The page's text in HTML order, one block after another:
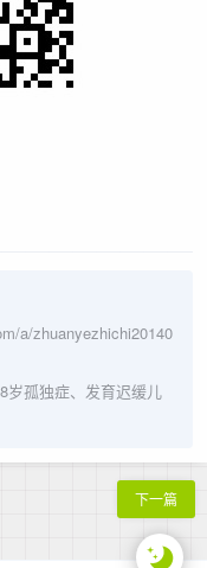
a/zhuanyezhichi20140
岁孤独症、发育迟缓儿
下一篇